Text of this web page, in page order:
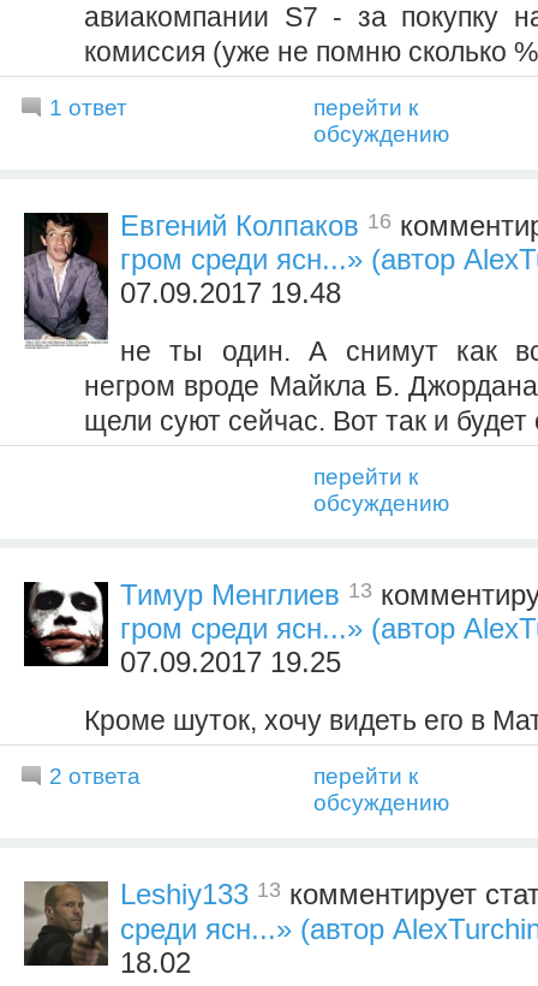
авиакомпании S7 - за покупку
комиссия (уже не помню сколько
1 ответ
перейти к
обсуждению
Евгений Колпаков 16
гром среди ясн...» (автор
07.09.2017 19.48
не ты один. А снимут как
негром вроде Майкла Б.
щели суют сейчас. Вот так и будет
перейти к
обсуждению
Тимур Менглиев 13
гром среди ясн...» (автор
07.09.2017 19.25
Кроме шуток, хочу видеть его в
2 ответа
перейти к
обсуждению
Leshiy133 13 комментирует
среди ясн...» (автор
18.02